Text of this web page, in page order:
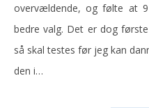
overvældende, og følte at
bedre valg. Det er dog
så skal testes før jeg kan
den i…